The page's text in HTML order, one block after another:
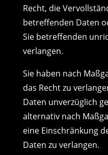
Recht, die
betreffenden Daten
Sie betreffenden
verlangen.
Sie haben nach
das Recht zu
Daten unverzüglich
alternativ nach
eine Einschränkung
Daten zu verlangen.